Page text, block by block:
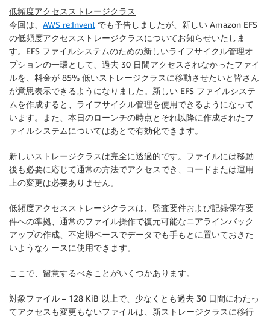
低頻度アクセスストレージクラス
今回は、 AWS re:Invent でも予告しましたが、新しい Amazon EFS
の低頻度アクセスストレージクラスについてお知らせいたしま
す。EFS ファイルシステムのための新しいライフサイクル管理オ
プションの一環として、過去 30 日間アクセスされなかったファイ
ルを、料金が 85% 低いストレージクラスに移動させたいと皆さん
が意思表示できるようになりました。新しい EFS ファイルシステ
ムを作成すると、ライフサイクル管理を使用できるようになって
います。また、本日のローンチの時点とそれ以降に作成されたフ
ァイルシステムについてはあとで有効化できます。
新しいストレージクラスは完全に透過的です。ファイルには移動
後も必要に応じて通常の方法でアクセスでき、コードまたは運用
上の変更は必要ありません。
低頻度アクセスストレージクラスは、監査要件および記録保存要
件への準拠、通常のファイル操作で復元可能なニアラインバック
アップの作成、不定期ベースでデータでも手もとに置いておきた
いようなケースに使用できます。
ここで、留意するべきことがいくつかあります。
対象ファイル – 128 KiB 以上で、少なくとも過去 30 日間にわたっ
てアクセスも変更もないファイルは、新ストレージクラスに移行